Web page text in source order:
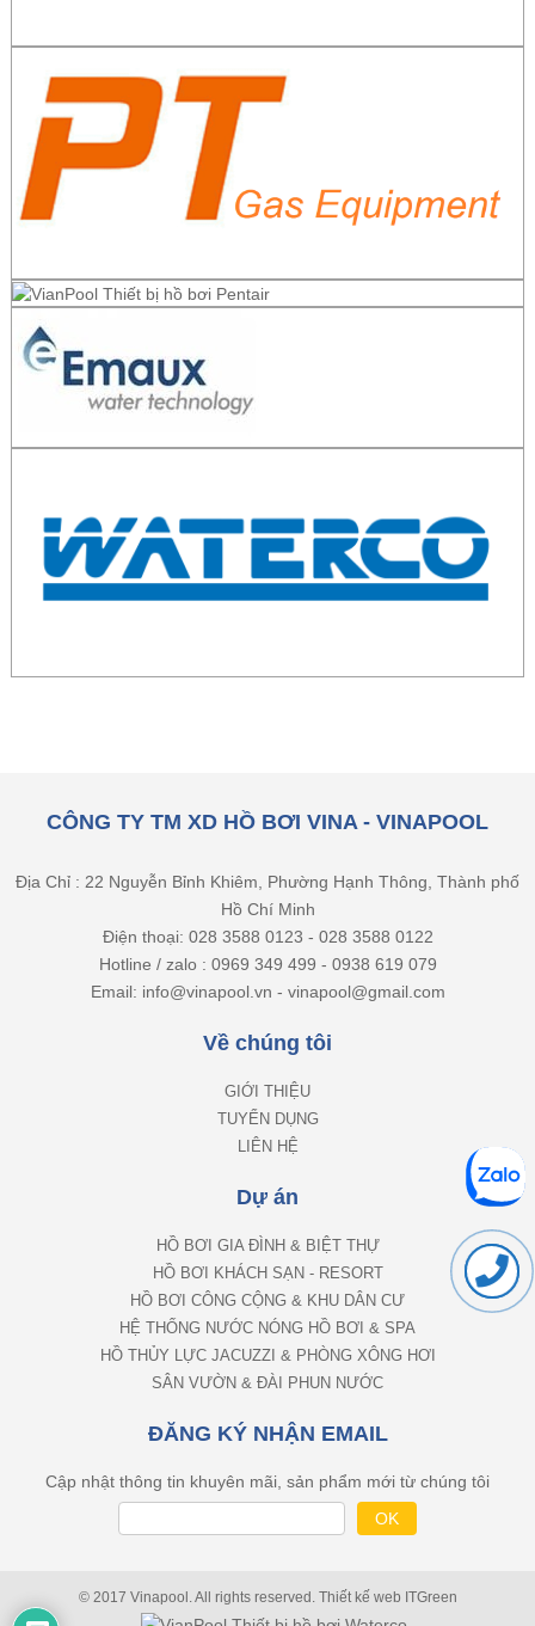
CÔNG TY TM XD HỒ BƠI VINA - VINAPOOL
Địa Chỉ : 22 Nguyễn Bỉnh Khiêm, Phường Hạnh Thông, Thành phố
Hồ Chí Minh
Điện thoại: 028 3588 0123 - 028 3588 0122
Hotline / zalo : 0969 349 499 - 0938 619 079
Email: info@vinapool.vn - vinapool@gmail.com
Về chúng tôi
GIỚI THIỆU
TUYỂN DỤNG
LIÊN HỆ
Dự án
HỒ BƠI GIA ĐÌNH & BIỆT THỰ
HỒ BƠI KHÁCH SẠN - RESORT
HỒ BƠI CÔNG CỘNG & KHU DÂN CƯ
HỆ THỐNG NƯỚC NÓNG HỒ BƠI & SPA
HỒ THỦY LỰC JACUZZI & PHÒNG XÔNG HƠI
SÂN VƯỜN & ĐÀI PHUN NƯỚC
ĐĂNG KÝ NHẬN EMAIL
Cập nhật thông tin khuyên mãi, sản phẩm mới từ chúng tôi
© 2017 Vinapool. All rights reserved. Thiết kế web ITGreen